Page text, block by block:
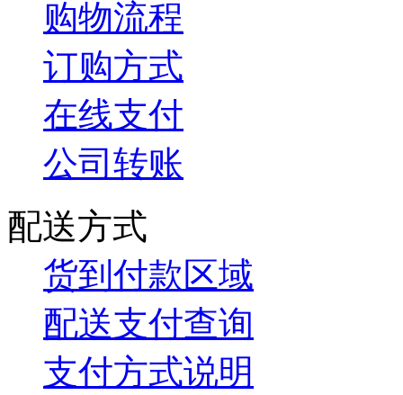
购物流程
订购方式
在线支付
公司转账
配送方式
货到付款区域
配送支付查询
支付方式说明